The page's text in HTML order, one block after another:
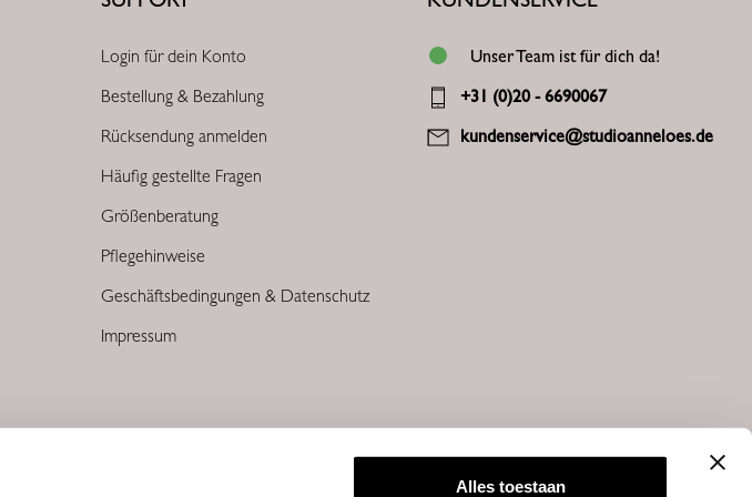
Alles toestaan
Login für dein Konto
Bestellung & Bezahlung
Rücksendung anmelden
Häufig gestellte Fragen
Größenberatung
Pflegehinweise
Geschäftsbedingungen & Datenschutz
Impressum
Unser Team ist für dich da!
+31 (0)20 - 6690067
kundenservice@studioanneloes.de